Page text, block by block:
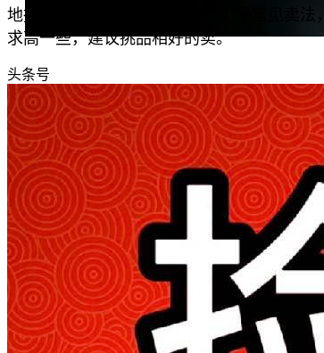
地摊上"10 元 3 双"、"10 元 5 双"是常见卖
求高一些，建议挑品相好的卖。
头条号